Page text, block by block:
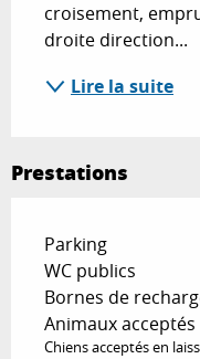
croisement,
droite direction...
Lire la suite
Prestations
Parking
WC publics
Bornes de
Animaux acceptés
Chiens acceptés en